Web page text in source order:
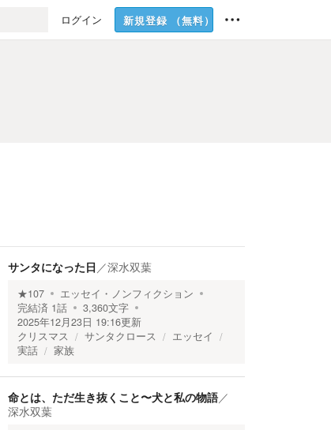
ログイン 新規登録 （無料）
サンタになった日 ／深水双葉
★107
エッセイ・ノンフィクション
完結済 1話 3,360文字
2025年12月23日 19:16更新
クリスマス
サンタクロース
エッセイ
実話
家族
命とは、ただ生き抜くこと〜犬と私の物語／
深水双葉